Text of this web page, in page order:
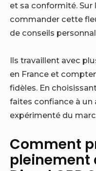
et sa conformité. Sur
commander cette
de conseils
Ils travaillent avec
en France et
fidèles. En
faites confiance à un
expérimenté du
Comment
pleinement